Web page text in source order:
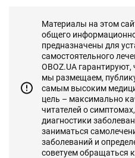
Материалы на этом
общего
предназначены для
самостоятельного
OBOZ.UA
мы размещаем,
самым высоким
цель – максимально
читателей о
диагностики
заниматься
заболеваний и
советуем обращаться